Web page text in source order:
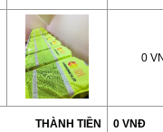
0
THÀNH TIỀN 0 VNĐ